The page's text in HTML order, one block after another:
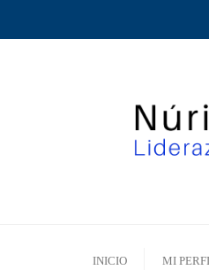
INICIO MI